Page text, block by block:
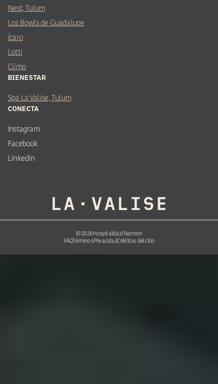
Nest, Tulum
Los Bowls de Guadalupe
Ícaro
Lotti
Climo
BIENESTAR
Spa La Valise, Tulum
CONECTA
Instagram
Facebook
Linkedin
©2026Hospitalidad Namron
FAQTérminosPrivacidadCréditos del sitio